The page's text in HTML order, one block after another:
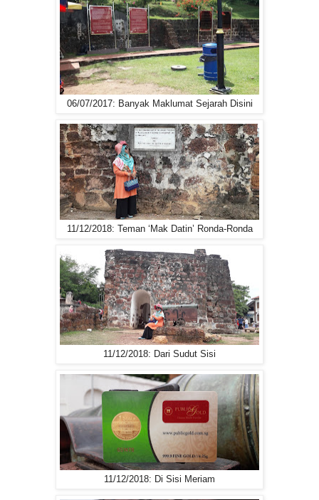
06/07/2017: Banyak Maklumat Sejarah Disini
11/12/2018: Teman ‘Mak Datin’ Ronda-Ronda
11/12/2018: Dari Sudut Sisi
11/12/2018: Di Sisi Meriam